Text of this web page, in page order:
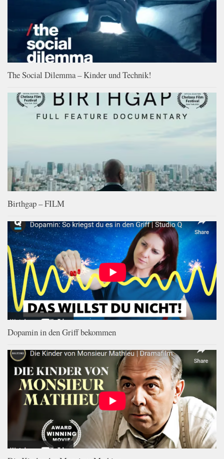
The Social Dilemma – Kinder und Technik!
Birthgap – FILM
Dopamin in den Griff bekommen